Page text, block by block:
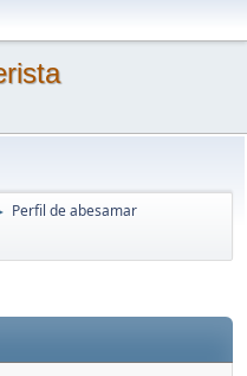
Perfil de abesamar